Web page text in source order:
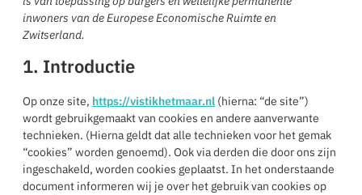
inwoners van de Europese Economische Ruimte en
Zwitserland.
1. Introductie
Op onze site, https://vistikhetmaar.nl (hierna: “de site”)
wordt gebruikgemaakt van cookies en andere aanverwante
technieken. (Hierna geldt dat alle technieken voor het gemak
“cookies” worden genoemd). Ook via derden die door ons zijn
ingeschakeld, worden cookies geplaatst. In het onderstaande
document informeren wij je over het gebruik van cookies op